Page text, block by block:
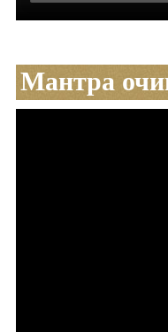
Мантра